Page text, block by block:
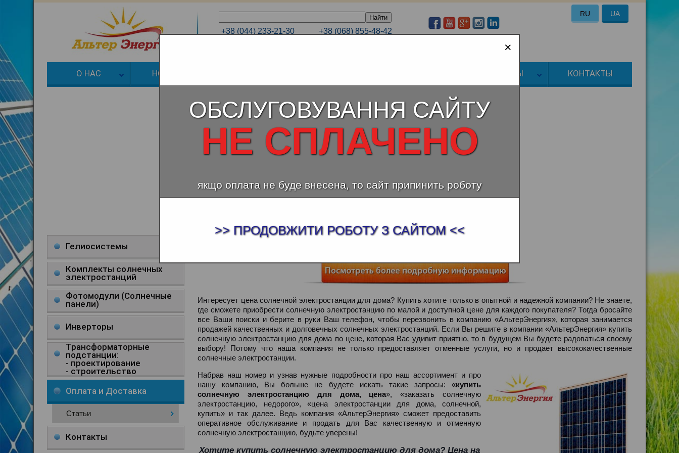
RU UA
+38 (044) 233-21-30
+38 (068) 855-48-42
О НАС НОВОСТИ ТОВАРЫ КОНТАКТЫ
Гелиосистемы
Комплекты солнечных
электростанций
Фотомодули (Солнечные
панели)
Инверторы
Трансформаторные
подстанции:
- проектирование
- строительство
Оплата и Доставка
Статьи
Контакты
КУПИТЬ СОЛНЕЧНУЮ ЭЛЕКТРОСТАНЦИЮ ДЛЯ ДОМА, ЦЕНА
Интересует цена солнечной электростанции для дома? Купить хотите только в опытной и надежной компании? Не знаете,
где сможете приобрести солнечную электростанцию по малой и доступной цене для каждого покупателя? Тогда бросайте
все Ваши поиски и берите в руки Ваш телефон, чтобы перезвонить в компанию «АльтерЭнергия», которая занимается
продажей качественных и долговечных солнечных электростанций. Если Вы решите в компании «АльтерЭнергия» купить
солнечную электростанцию для дома по цене, которая Вас удивит приятно, то в будущем Вы будете радоваться своему
выбору! Потому что наша компания не только предоставляет отменные услуги, но и продает высококачественные
солнечные электростанции.
Набрав наш номер и узнав нужные подробности про наш ассортимент и про
нашу компанию, Вы больше не будете искать такие запросы: «купить
солнечную электростанцию для дома, цена», «заказать солнечную
электростанцию, недорого», «цена электростанции для дома, солнечной,
купить» и так далее. Ведь компания «АльтерЭнергия» сможет предоставить
оперативное обслуживание и продать для Вас качественную и отменную
солнечную электростанцию, будьте уверены!
Хотите купить солнечную электростанцию для дома? Цена на
×
ОБСЛУГОВУВАННЯ САЙТУ
НЕ СПЛАЧЕНО
якщо оплата не буде внесена, то сайт припинить роботу
>> ПРОДОВЖИТИ РОБОТУ З САЙТОМ <<